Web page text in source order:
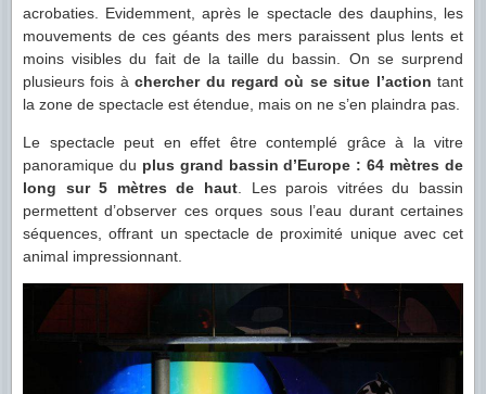
acrobaties. Evidemment, après le spectacle des dauphins, les
mouvements de ces géants des mers paraissent plus lents et
moins visibles du fait de la taille du bassin. On se surprend
plusieurs fois àchercher du regard où se situe l’action tant
la zone de spectacle est étendue, mais on ne s’en plaindra pas.
Le spectacle peut en effet être contemplé grâce à la vitre
panoramique du plus grand bassin d’Europe : 64 mètres de
long sur 5 mètres de haut . Les parois vitrées du bassin
permettent d’observer ces orques sous l’eau durant certaines
séquences, offrant un spectacle de proximité unique avec cet
animal impressionnant.